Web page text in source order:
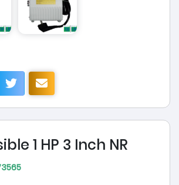
1 HP 3 Inch NR